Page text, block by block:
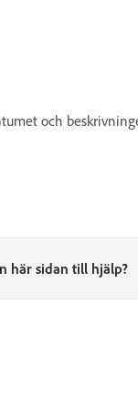
och
här sidan till hjälp?